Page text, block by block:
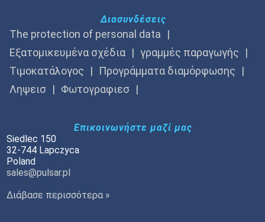
Διασυνδέσεις
The protection of personal data
Εξατομικευμένα σχέδια
γραμμές παραγωγής
Τιμοκατάλογος
Προγράμματα διαμόρφωσης
Ληψεισ
Φωτογραφιεσ
Επικοινωνήστε μαζί μας
Siedlec 150
32-744 Lapczyca
Poland
sales@pulsar.pl
Διάβασε περισσότερα »